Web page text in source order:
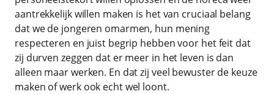
aantrekkelijk willen maken is het van cruciaal belang
dat we de jongeren omarmen, hun mening
respecteren en juist begrip hebben voor het feit dat
zij durven zeggen dat er meer in het leven is dan
alleen maar werken. En dat zij veel bewuster de keuze
maken of werk ook echt wel loont.